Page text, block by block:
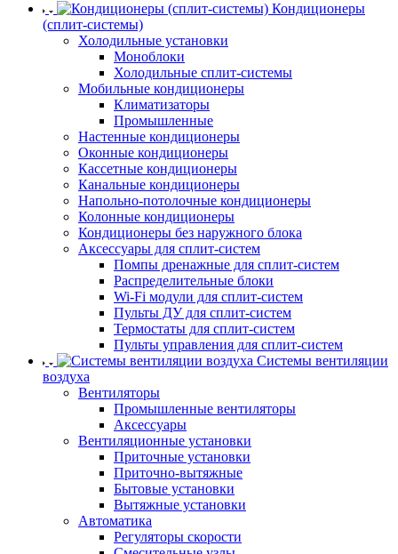
Кондиционеры
(сплит-системы)
Холодильные установки
Моноблоки
Холодильные сплит-системы
Мобильные кондиционеры
Климатизаторы
Промышленные
Настенные кондиционеры
Оконные кондиционеры
Кассетные кондиционеры
Канальные кондиционеры
Напольно-потолочные кондиционеры
Колонные кондиционеры
Кондиционеры без наружного блока
Аксессуары для сплит-систем
Помпы дренажные для сплит-систем
Распределительные блоки
Wi-Fi модули для сплит-систем
Пульты ДУ для сплит-систем
Термостаты для сплит-систем
Пульты управления для сплит-систем
Системы вентиляции
воздуха
Вентиляторы
Промышленные вентиляторы
Аксессуары
Вентиляционные установки
Приточные установки
Приточно-вытяжные
Бытовые установки
Вытяжные установки
Автоматика
Регуляторы скорости